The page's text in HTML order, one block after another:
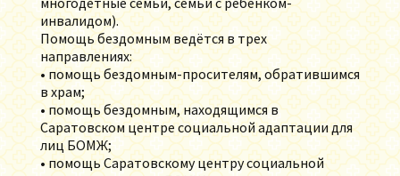
инвалидом).
Помощь бездомным ведётся в трех
направлениях:
• помощь бездомным-просителям, обратившимся
в храм;
• помощь бездомным, находящимся в
Саратовском центре социальной адаптации для
лиц БОМЖ;
• помощь Саратовскому центру социальной